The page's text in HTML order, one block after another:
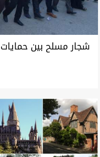
شجار مسلح بين